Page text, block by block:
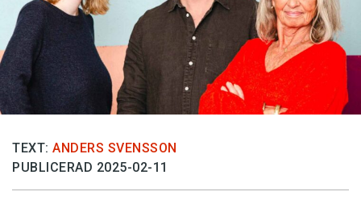
Föreslå nyord
Annonsera
Prenumerera
Läs Språktidningen digitalt
TEXT: ANDERS SVENSSON
PUBLICERAD 2025-02-11